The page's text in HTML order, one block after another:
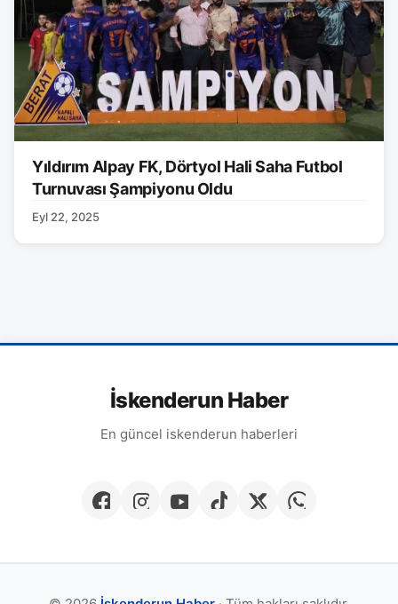
Yıldırım Alpay FK, Dörtyol Hali Saha Futbol
Turnuvası Şampiyonu Oldu
Eyl 22, 2025
İskenderun Haber
En güncel iskenderun haberleri